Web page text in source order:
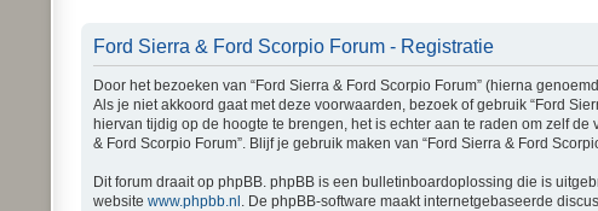
Ford Sierra & Ford Scorpio Forum - Registratie
Door het bezoeken van “Ford Sierra & Ford Scorpio Forum” (hierna
Als je niet akkoord gaat met deze voorwaarden, bezoek of gebruik “Ford
hiervan tijdig op de hoogte te brengen, het is echter aan te raden om zelf
& Ford Scorpio Forum”. Blijf je gebruik maken van “Ford Sierra & Ford
Dit forum draait op phpBB. phpBB is een bulletinboardoplossing die is
websitewww.phpbb.nl . De phpBB-software maakt internetgebaseerde